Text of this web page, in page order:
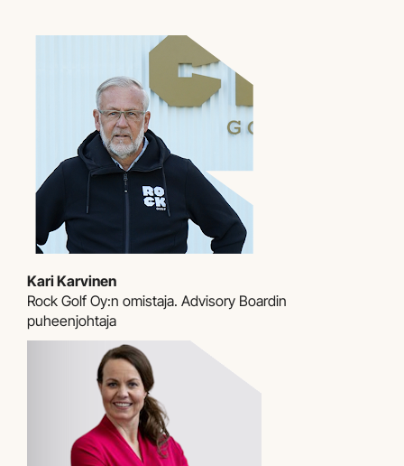
Kari Karvinen
Rock Golf Oy:n omistaja. Advisory Boardin
puheenjohtaja